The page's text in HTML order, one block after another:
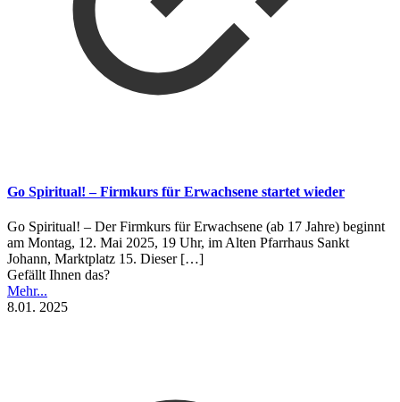
Go Spiritual! – Firmkurs für Erwachsene startet wieder
Go Spiritual! – Der Firmkurs für Erwachsene (ab 17 Jahre) beginnt
am Montag, 12. Mai 2025, 19 Uhr, im Alten Pfarrhaus Sankt
Johann, Marktplatz 15. Dieser[…]
Gefällt Ihnen das?
Mehr...
8.01. 2025